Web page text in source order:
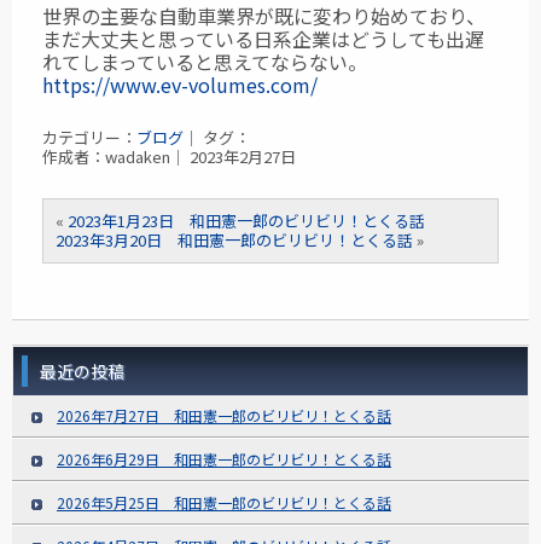
世界の主要な自動車業界が既に変わり始めており、
まだ大丈夫と思っている日系企業はどうしても出遅
れてしまっていると思えてならない。
https://www.ev-volumes.com/
カテゴリー： ブログ ｜ タグ：
作成者：wadaken｜ 2023年2月27日
« 2023年1月23日 和田憲一郎のビリビリ！とくる話
2023年3月20日 和田憲一郎のビリビリ！とくる話 »
最近の投稿
2026年7月27日 和田憲一郎のビリビリ！とくる話
2026年6月29日 和田憲一郎のビリビリ！とくる話
2026年5月25日 和田憲一郎のビリビリ！とくる話